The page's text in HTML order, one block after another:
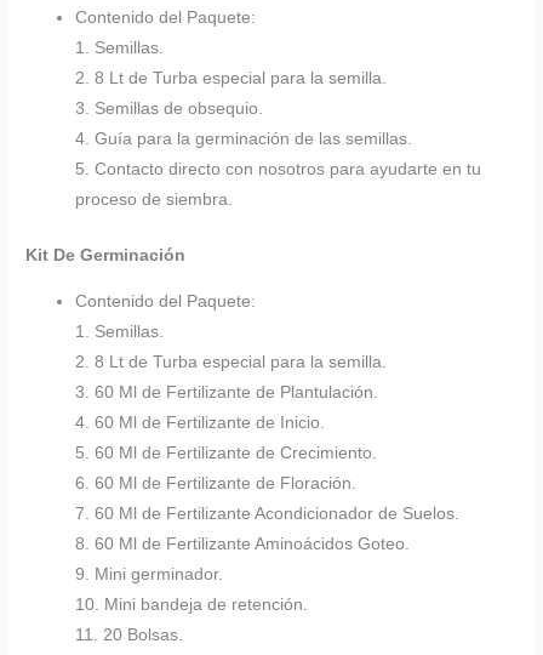
Contenido del Paquete:
1. Semillas.
2. 8 Lt de Turba especial para la semilla.
3. Semillas de obsequio.
4. Guía para la germinación de las semillas.
5. Contacto directo con nosotros para ayudarte en tu
proceso de siembra.
Kit De Germinación
Contenido del Paquete:
1. Semillas.
2. 8 Lt de Turba especial para la semilla.
3. 60 Ml de Fertilizante de Plantulación.
4. 60 Ml de Fertilizante de Inicio.
5. 60 Ml de Fertilizante de Crecimiento.
6. 60 Ml de Fertilizante de Floración.
7. 60 Ml de Fertilizante Acondicionador de Suelos.
8. 60 Ml de Fertilizante Aminoácidos Goteo.
9. Mini germinador.
10. Mini bandeja de retención.
11. 20 Bolsas.